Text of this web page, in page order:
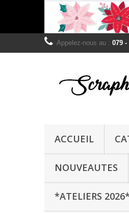
Appelez-nous au : 079
ACCUEIL
NOUVEAUTES
*ATELIERS 2026*